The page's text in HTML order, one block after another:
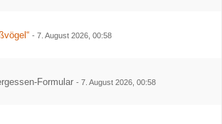
- 7. August 2026, 00:58
Formular - 7. August 2026, 00:58